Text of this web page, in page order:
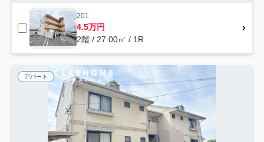
201
4.5万円
2階 / 27.00㎡ / 1R
アパート